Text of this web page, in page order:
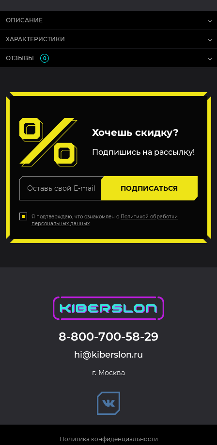
ОПИСАНИЕ
ХАРАКТЕРИСТИКИ
ОТЗЫВЫ 0
Хочешь скидку?
Подпишись на рассылку!
ПОДПИСАТЬСЯ
Я подтверждаю, что ознакомлен с Политикой обработки
персональных данных
8-800-700-58-29
hi@kiberslon.ru
г. Москва
Политика конфиденциальности